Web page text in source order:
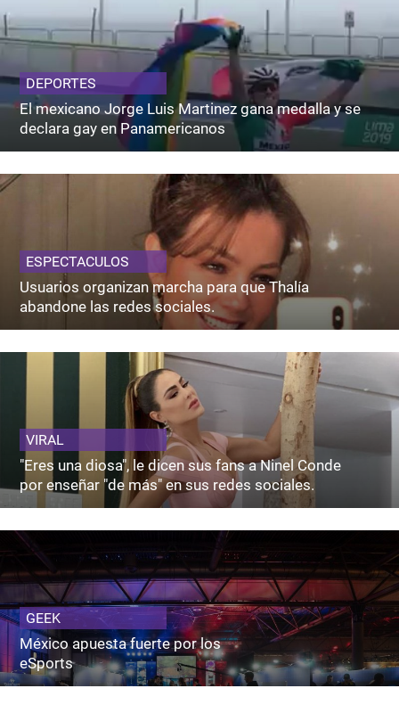
DEPORTES
El mexicano Jorge Luis Martinez gana medalla y se
declara gay en Panamericanos
ESPECTACULOS
Usuarios organizan marcha para que Thalía
abandone las redes sociales.
VIRAL
"Eres una diosa", le dicen sus fans a Ninel Conde
por enseñar "de más" en sus redes sociales.
GEEK
México apuesta fuerte por los
eSports